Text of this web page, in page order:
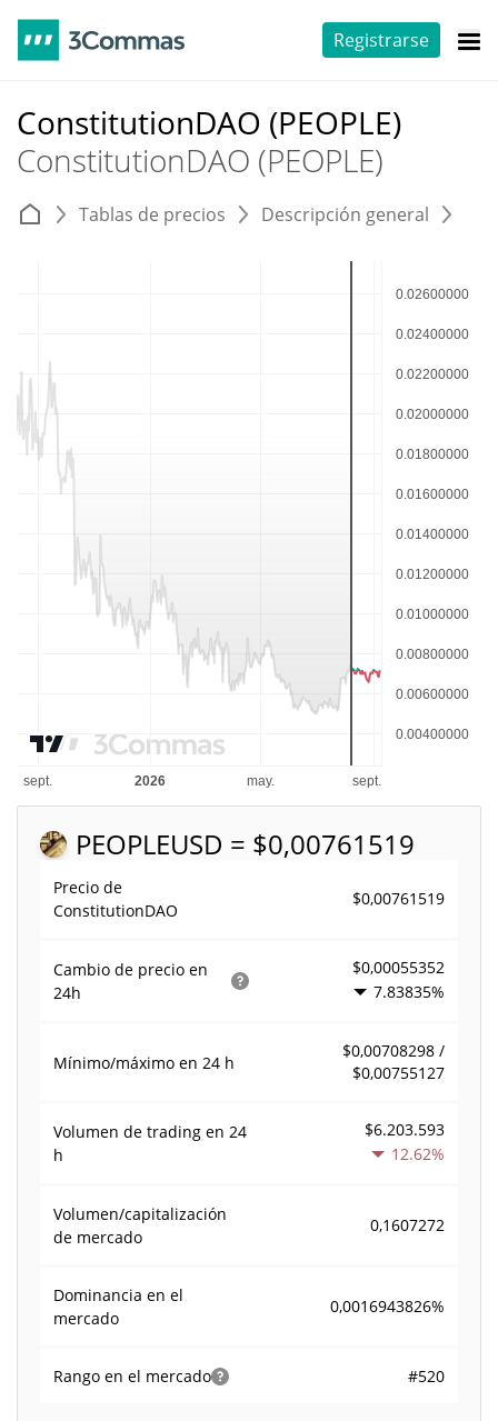
Registrarse
ConstitutionDAO (PEOPLE)
ConstitutionDAO (PEOPLE)
Tablas de precios Descripción general
PEOPLEUSD = $0,00761519
Precio de
ConstitutionDAO
$0,00761519
Cambio de precio en
24h
$0,00055352
7.83835%
Mínimo/máximo en 24 h
$0,00708298 /
$0,00755127
Volumen de trading en 24
h
$6.203.593
12.62%
Volumen/capitalización
de mercado
0,1607272
Dominancia en el
mercado
0,0016943826%
Rango en el mercado #520